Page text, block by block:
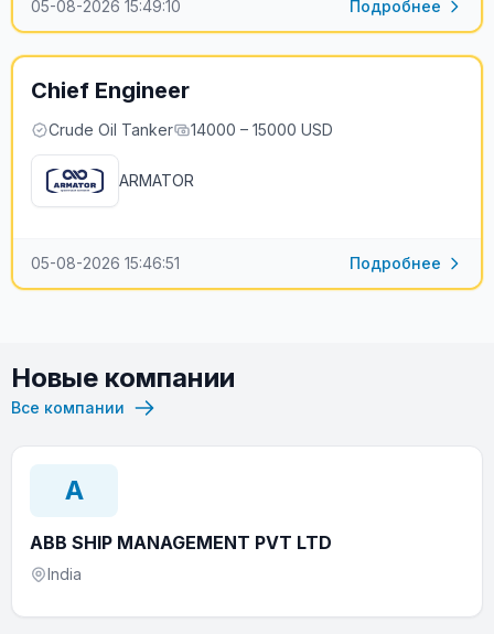
05-08-2026 15:49:10 Подробнее
Chief Engineer
Crude Oil Tanker 14000 – 15000 USD
ARMATOR
05-08-2026 15:46:51 Подробнее
Новые компании
Все компании
A
ABB SHIP MANAGEMENT PVT LTD
India